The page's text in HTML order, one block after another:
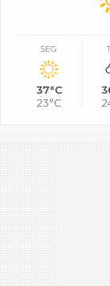
SEG
37°C
23°C